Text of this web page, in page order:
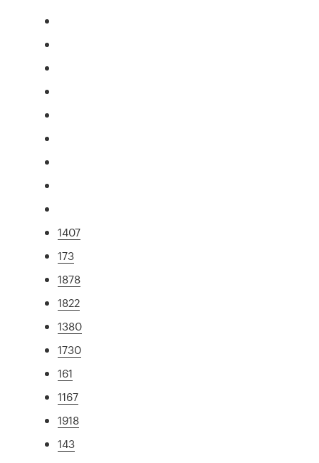
1407
173
1878
1822
1380
1730
161
1167
1918
143